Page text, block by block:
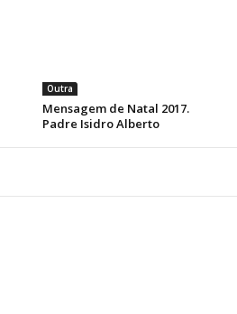
Outra
Mensagem de Natal 2017.
Padre Isidro Alberto